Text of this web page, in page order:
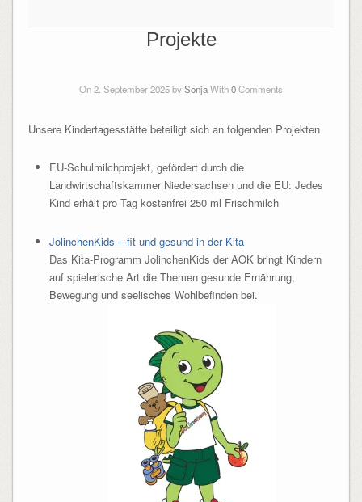
Projekte
On 2. September 2025 bySonjaWith0Comments
Unsere Kindertagesstätte beteiligt sich an folgenden Projekten
EU-Schulmilchprojekt, gefördert durch die
Landwirtschaftskammer Niedersachsen und die EU: Jedes
Kind erhält pro Tag kostenfrei 250 ml Frischmilch
JolinchenKids – fit und gesund in der Kita
Das Kita-Programm JolinchenKids der AOK bringt Kindern
auf spielerische Art die Themen gesunde Ernährung,
Bewegung und seelisches Wohlbefinden bei.